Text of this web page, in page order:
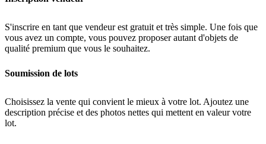
S'inscrire en tant que vendeur est gratuit et très simple. Une fois que
vous avez un compte, vous pouvez proposer autant d'objets de
qualité premium que vous le souhaitez.
Soumission de lots
Choisissez la vente qui convient le mieux à votre lot. Ajoutez une
description précise et des photos nettes qui mettent en valeur votre
lot.